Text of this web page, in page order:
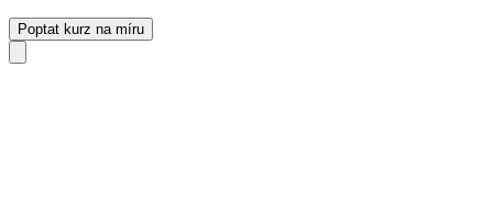
Poptat kurz na míru